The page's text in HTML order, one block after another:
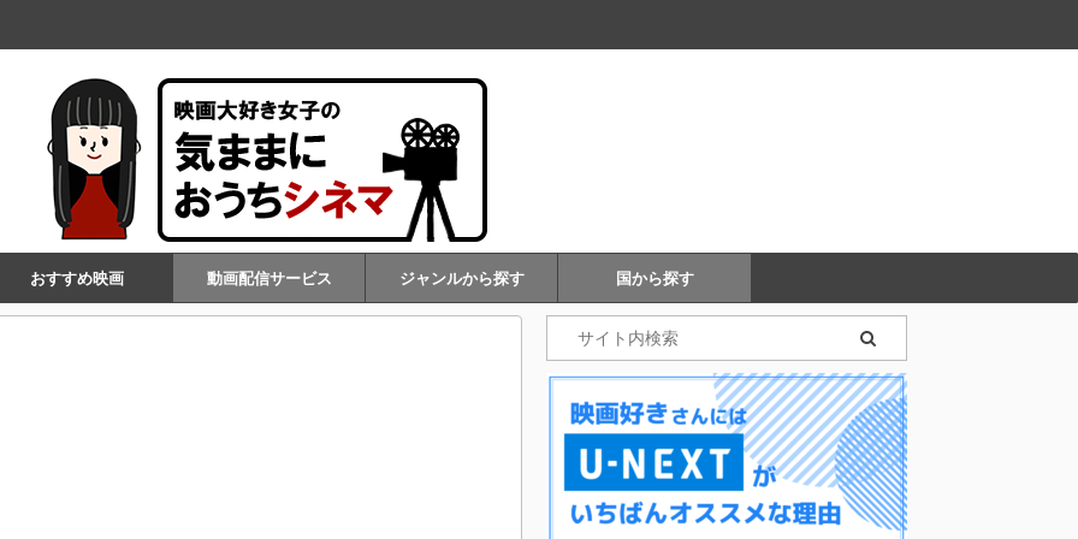
おすすめ映画 動画配信サービス ジャンルから探す 国から探す